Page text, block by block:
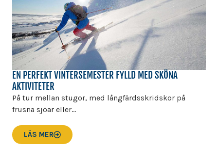
EN PERFEKT VINTERSEMESTER FYLLD MED SKÖNA
AKTIVITETER
På tur mellan stugor, med långfärdsskridskor på
frusna sjöar eller...
LÄS MER